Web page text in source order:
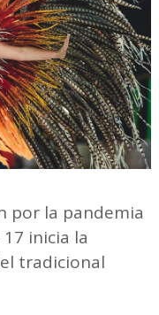
por la pandemia
inicia la
tradicional